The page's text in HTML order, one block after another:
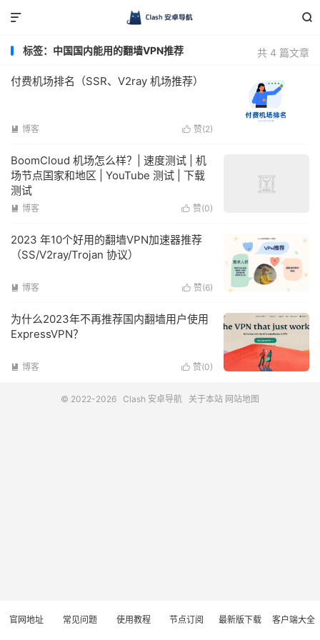


共 4 篇文章
标签：中国国内能用的翻墙VPN推荐
付费机场排名（SSR、V2ray 机场推荐）
 赞(2)
 博客
BoomCloud 机场怎么样？| 速度测试 | 机
场节点国家和地区 | YouTube 测试 | 下载
测试
 赞(0)
 博客
2023 年10个好用的翻墙VPN加速器推荐
（SS/V2ray/Trojan 协议）
 赞(6)
 博客
为什么2023年不再推荐国内翻墙用户使用
ExpressVPN？
 赞(0)
 博客
© 2022-2026 Clash 安卓导航 关于本站 网站地图
官网地址 常见问题 使用教程 节点订阅 最新版下载 客户端大全